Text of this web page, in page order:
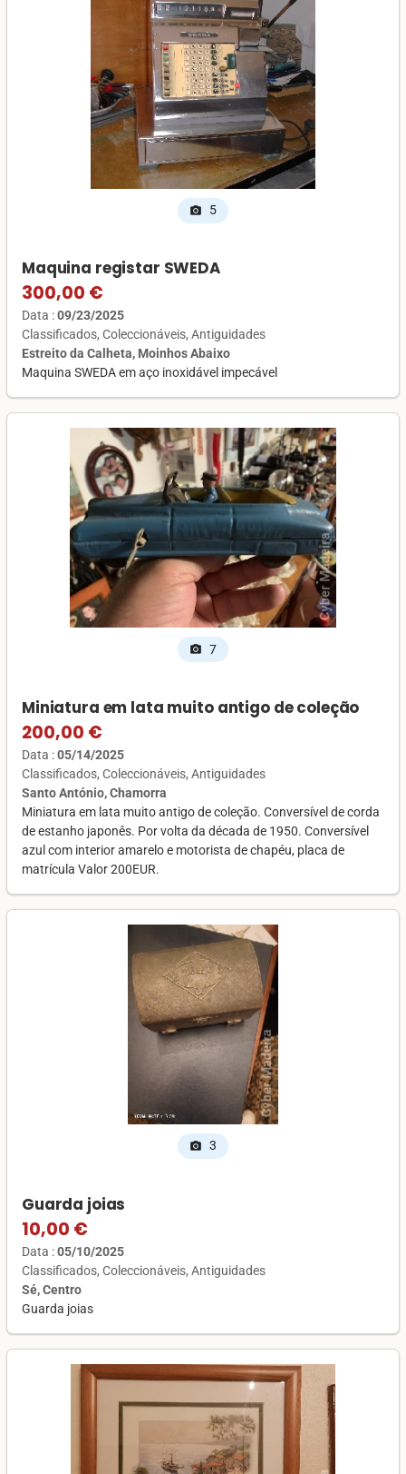
photo_camera 5
Maquina registar SWEDA
300,00 €
Data :09/23/2025
Classificados Coleccionáveis Antiguidades
Estreito da Calheta, Moinhos Abaixo
Maquina SWEDA em aço inoxidável impecável
photo_camera 7
Miniatura em lata muito antigo de coleção
200,00 €
Data :05/14/2025
Classificados Coleccionáveis Antiguidades
Santo António, Chamorra
Miniatura em lata muito antigo de coleção. Conversível de corda
de estanho japonês. Por volta da década de 1950. Conversível
azul com interior amarelo e motorista de chapéu, placa de
matrícula Valor 200EUR.
photo_camera 3
Guarda joias
10,00 €
Data :05/10/2025
Classificados Coleccionáveis Antiguidades
Sé, Centro
Guarda joias